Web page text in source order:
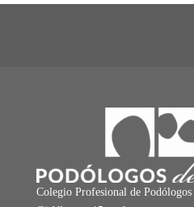
Colegio Profesional de